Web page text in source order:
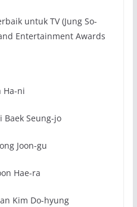
untuk TV (Jung So-
Entertainment Awards
Ha-ni
Baek Seung-jo
Joon-gu
Hae-ra
Kim Do-hyung